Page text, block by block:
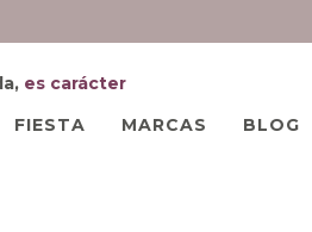
es carácter
FIESTA MARCAS BLOG